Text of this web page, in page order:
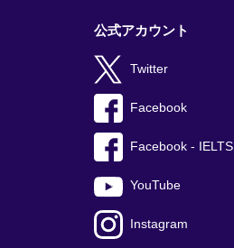
公式アカウント
Twitter
Facebook
Facebook - IELTS
YouTube
Instagram